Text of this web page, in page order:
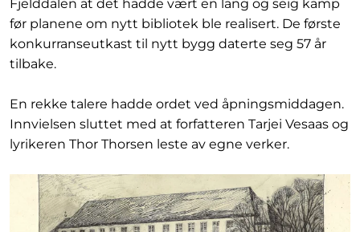
Fjelddalen at det hadde vært en lang og seig kamp
før planene om nytt bibliotek ble realisert. De første
konkurranseutkast til nytt bygg daterte seg 57 år
tilbake.
En rekke talere hadde ordet ved åpningsmiddagen.
Innvielsen sluttet med at forfatteren Tarjei Vesaas og
lyrikeren Thor Thorsen leste av egne verker.